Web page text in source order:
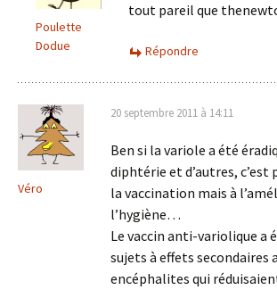
Poulette
Dodue
tout pareil que
Répondre
Véro
20 septembre 2011 à 14:11
Ben si la variole a été
diphtérie et d’autres, c’est
la vaccination mais à
l’hygiène…
Le vaccin anti-variolique a
sujets à effets secondaires
encéphalites qui